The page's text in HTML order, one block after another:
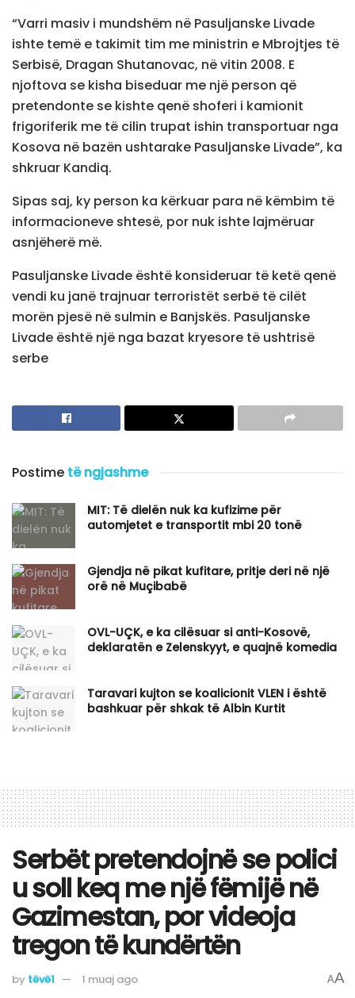
“Varri masiv i mundshëm në Pasuljanske Livade
ishte temë e takimit tim me ministrin e Mbrojtjes të
Serbisë, Dragan Shutanovac, në vitin 2008. E
njoftova se kisha biseduar me një person që
pretendonte se kishte qenë shoferi i kamionit
frigoriferik me të cilin trupat ishin transportuar nga
Kosova në bazën ushtarake Pasuljanske Livade”, ka
shkruar Kandiq.
Sipas saj, ky person ka kërkuar para në këmbim të
informacioneve shtesë, por nuk ishte lajmëruar
asnjëherë më.
Pasuljanske Livade është konsideruar të ketë qenë
vendi ku janë trajnuar terroristët serbë të cilët
morën pjesë në sulmin e Banjskës. Pasuljanske
Livade është një nga bazat kryesore të ushtrisë
serbe
Postime të ngjashme
MIT: Të dielën nuk ka kufizime për
automjetet e transportit mbi 20 tonë
Gjendja në pikat kufitare, pritje deri në një
orë në Muçibabë
OVL-UÇK, e ka cilësuar si anti-Kosovë,
deklaratën e Zelenskyyt, e quajnë komedia
Taravari kujton se koalicionit VLEN i është
bashkuar për shkak të Albin Kurtit
Serbët pretendojnë se polici
u soll keq me një fëmijë në
Gazimestan, por videoja
tregon të kundërtën
by tëvë1 1 muaj ago AA